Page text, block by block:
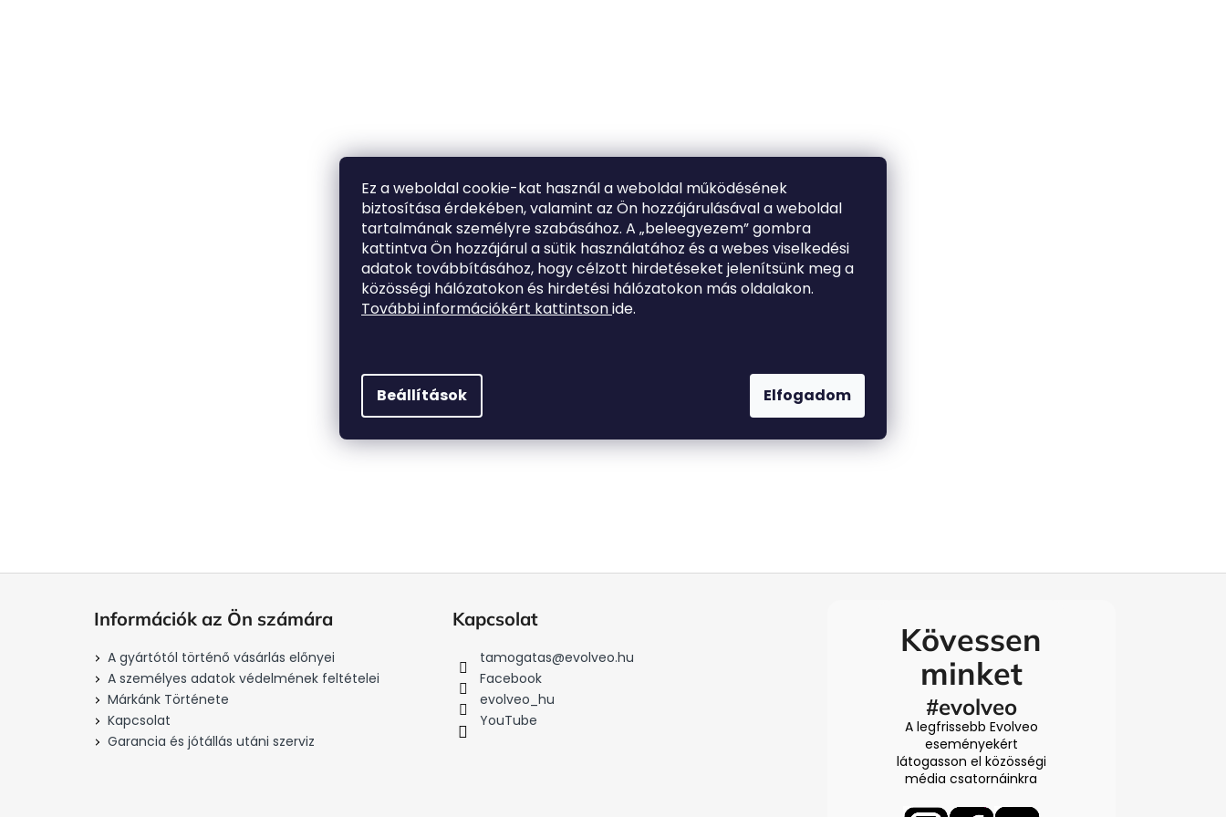
Ez a weboldal cookie-kat használ a weboldal működésének
biztosítása érdekében, valamint az Ön hozzájárulásával a weboldal
tartalmának személyre szabásához. A „beleegyezem” gombra
kattintva Ön hozzájárul a sütik használatához és a webes viselkedési
adatok továbbításához, hogy célzott hirdetéseket jelenítsünk meg a
közösségi hálózatokon és hirdetési hálózatokon más oldalakon.
További információkért kattintsonide.
Beállítások Elfogadom
Információk az Ön számára
A gyártótól történő vásárlás előnyei
A személyes adatok védelmének feltételei
Márkánk Története
Kapcsolat
Garancia és jótállás utáni szerviz
Kapcsolat
tamogatas@evolveo.hu
Facebook
evolveo_hu
YouTube
Kövessen
minket
#evolveo
A legfrissebb Evolveo
eseményekért
látogasson el közösségi
média csatornáinkra